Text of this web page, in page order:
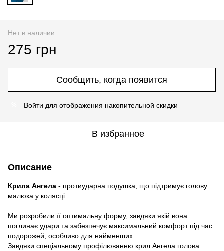
Нет в наличии
275 грн
Сообщить, когда появится
Войти для отображения накопительной скидки
В избранное
Описание
Крила Ангела - протиударна подушка, що підтримує голову
малюка у колясці.
Ми розробили її оптимальну форму, завдяки якій вона
поглинає удари та забезпечує максимальний комфорт під час
подорожей, особливо для найменших.
Завдяки спеціальному профілюванню крил Ангела голова